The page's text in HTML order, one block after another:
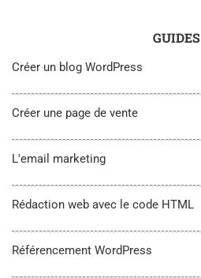
GUIDES
Créer un blog WordPress
Créer une page de vente
L'email marketing
Rédaction web avec le code HTML
Référencement WordPress